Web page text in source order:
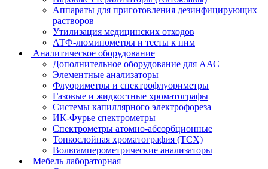
Аппараты для приготовления дезинфицирующих
растворов
Утилизация медицинских отходов
АТФ-люминометры и тесты к ним
Аналитическое оборудование
Дополнительное оборудование для ААС
Элементные анализаторы
Флуориметры и спектрофлуориметры
Газовые и жидкостные хроматографы
Системы капиллярного электрофореза
ИК-Фурье спектрометры
Спектрометры атомно-абсорбционные
Тонкослойная хроматография (ТСХ)
Вольтамперометрические анализаторы
Мебель лабораторная